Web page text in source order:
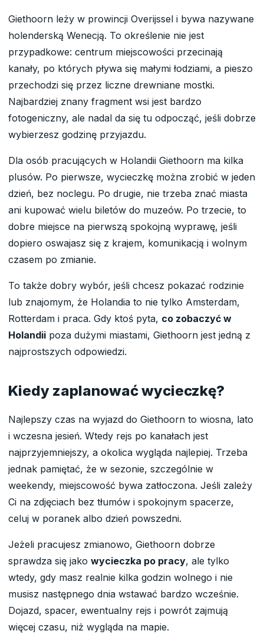
Giethoorn leży w prowincji Overijssel i bywa nazywane
holenderską Wenecją. To określenie nie jest
przypadkowe: centrum miejscowości przecinają
kanały, po których pływa się małymi łodziami, a pieszo
przechodzi się przez liczne drewniane mostki.
Najbardziej znany fragment wsi jest bardzo
fotogeniczny, ale nadal da się tu odpocząć, jeśli dobrze
wybierzesz godzinę przyjazdu.
Dla osób pracujących w Holandii Giethoorn ma kilka
plusów. Po pierwsze, wycieczkę można zrobić w jeden
dzień, bez noclegu. Po drugie, nie trzeba znać miasta
ani kupować wielu biletów do muzeów. Po trzecie, to
dobre miejsce na pierwszą spokojną wyprawę, jeśli
dopiero oswajasz się z krajem, komunikacją i wolnym
czasem po zmianie.
To także dobry wybór, jeśli chcesz pokazać rodzinie
lub znajomym, że Holandia to nie tylko Amsterdam,
Rotterdam i praca. Gdy ktoś pyta, co zobaczyć w
Holandii poza dużymi miastami, Giethoorn jest jedną z
najprostszych odpowiedzi.
Kiedy zaplanować wycieczkę?
Najlepszy czas na wyjazd do Giethoorn to wiosna, lato
i wczesna jesień. Wtedy rejs po kanałach jest
najprzyjemniejszy, a okolica wygląda najlepiej. Trzeba
jednak pamiętać, że w sezonie, szczególnie w
weekendy, miejscowość bywa zatłoczona. Jeśli zależy
Ci na zdjęciach bez tłumów i spokojnym spacerze,
celuj w poranek albo dzień powszedni.
Jeżeli pracujesz zmianowo, Giethoorn dobrze
sprawdza się jako wycieczka po pracy, ale tylko
wtedy, gdy masz realnie kilka godzin wolnego i nie
musisz następnego dnia wstawać bardzo wcześnie.
Dojazd, spacer, ewentualny rejs i powrót zajmują
więcej czasu, niż wygląda na mapie.